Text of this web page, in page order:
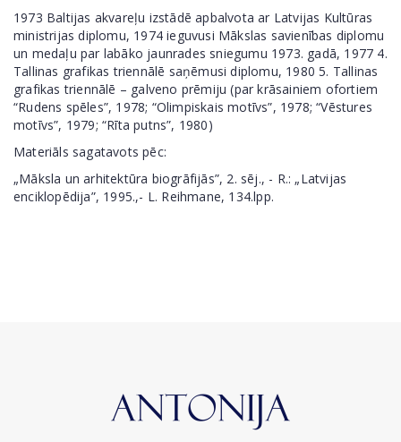
1973 Baltijas akvareļu izstādē apbalvota ar Latvijas Kultūras
ministrijas diplomu, 1974 ieguvusi Mākslas savienības diplomu
un medaļu par labāko jaunrades sniegumu 1973. gadā, 1977 4.
Tallinas grafikas triennālē saņēmusi diplomu, 1980 5. Tallinas
grafikas triennālē – galveno prēmiju (par krāsainiem ofortiem
“Rudens spēles”, 1978; “Olimpiskais motīvs”, 1978; “Vēstures
motīvs”, 1979; “Rīta putns”, 1980)
Materiāls sagatavots pēc:
„Māksla un arhitektūra biogrāfijās”, 2. sēj., - R.: „Latvijas
enciklopēdija”, 1995.,- L. Reihmane, 134.lpp.